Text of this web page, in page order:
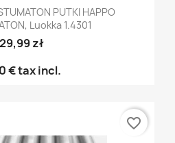
PUTKI HAPPO
Luokka 1.4301
29,99 zł
€tax incl.
favorite_border